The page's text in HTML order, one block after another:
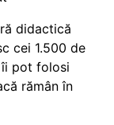
didactică
cei 1.500 de
îi pot folosi
rămân în